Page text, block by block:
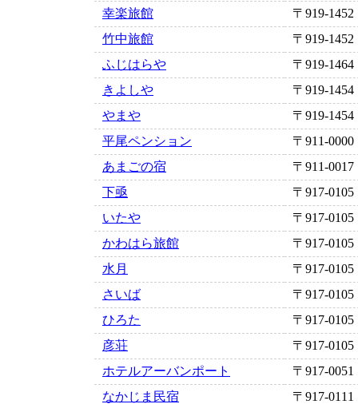
幸楽旅館
〒919-1452
竹中旅館
〒919-1452
ふじはらや
〒919-1464
きよしや
〒919-1454
やまや
〒919-1454
平尾ペンション
〒911-0000
あまごの宿
〒911-0017
下亟
〒917-0105
いたや
〒917-0105
かわはら旅館
〒917-0105
水月
〒917-0105
さいば
〒917-0105
ひろた
〒917-0105
彦荘
〒917-0105
ホテルアーバンポート
〒917-0051
なかじま民宿
〒917-0111